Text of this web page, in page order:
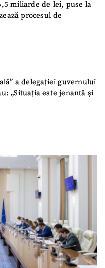
miliarde de lei, puse la
procesul de
a delegației guvernului
„Situația este jenantă și